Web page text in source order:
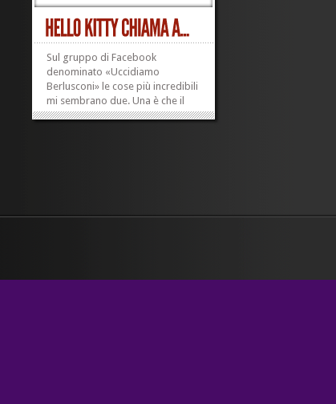
Sul gruppo di Facebook
denominato «Uccidiamo
Berlusconi» le cose più incredibili
mi sembrano due. Una è che il
ministro Angelino chiede che si